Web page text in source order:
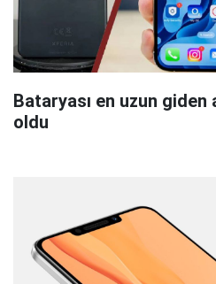
Bataryası en uzun giden
oldu